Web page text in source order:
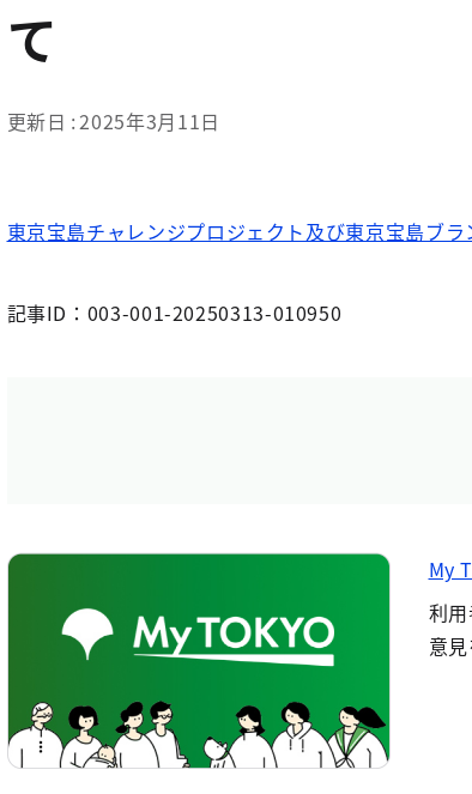
て
更新日 2025年3月11日
東京宝島チャレンジプロジェクト及び東京宝島ブ
記事ID：003-001-20250313-010950
My
利
意